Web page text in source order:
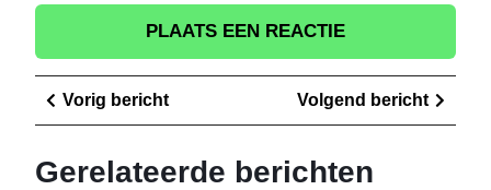
Berichtnavigatie
Vorig berichtVorig
bericht
Volgend bericht
bericht
Gerelateerde berichten